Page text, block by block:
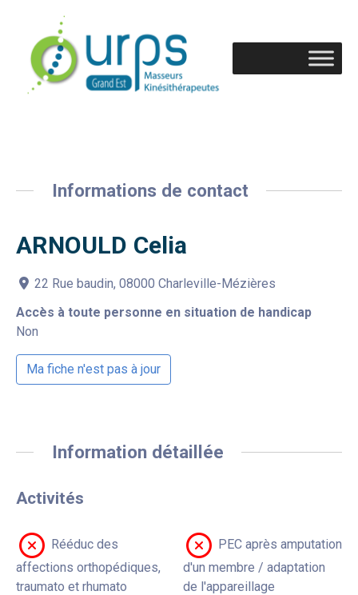
Informations de contact
ARNOULD Celia
22 Rue baudin, 08000 Charleville-Mézières
Accès à toute personne en situation de handicap
Non
Ma fiche n'est pas à jour
Information détaillée
Activités
Rééduc des
affections orthopédiques,
traumato et rhumato
PEC après amputation
d'un membre / adaptation
de l'appareillage